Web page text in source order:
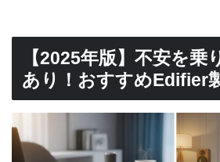
【2025年版】不安を乗
あり！おすすめEdifier